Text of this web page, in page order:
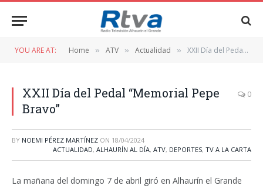
YOU ARE AT: Home » ATV » Actualidad » XXII Día del Pedal “Memorial Pepe Bravo”
XXII Día del Pedal “Memorial Pepe
Bravo”
0
BY NOEMI PÉREZ MARTÍNEZ ON 18/04/2024
ACTUALIDAD, ALHAURÍN AL DÍA, ATV, DEPORTES, TV A LA CARTA
La mañana del domingo 7 de abril giró en Alhaurín el Grande